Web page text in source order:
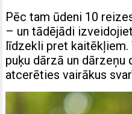
Pēc tam ūdeni 10
– un tādējādi
līdzekli pret
puķu dārzā un dārzeņu
atcerēties vairākus